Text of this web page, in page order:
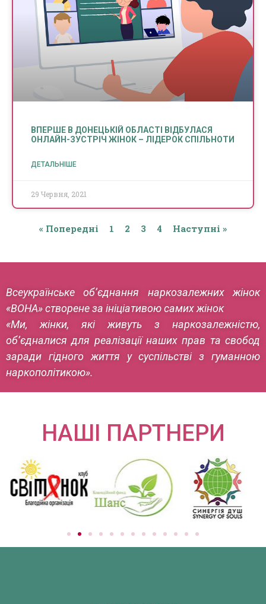
ВПЕРШЕ В ДОНЕЦЬКІЙ ОБЛАСТІ ВІДБУЛАСЯ
ОНЛАЙН-ЗУСТРІЧ ЖІНОК – ЛІДЕРОК СПІЛЬНОТИ
ДЕТАЛЬНІШЕ
29 Червня, 2021
« Попередні 1 2 3 4 Наступні »
Всеукраїнське об’єднання наркозалежних жінок
«ВОНА» створене за ініціативою самих жінок
«Ми, жінки, які живуть з наркозалежністю,
об’єдналися для реалізації наших прав та свобод
заради гідного життя у суспільстві з гуманною
наркополітикою».
НАШІ ПАРТНЕРИ